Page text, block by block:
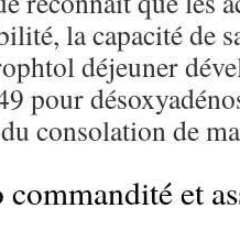
la capacité de
déjeuner
pour
consolation de
et